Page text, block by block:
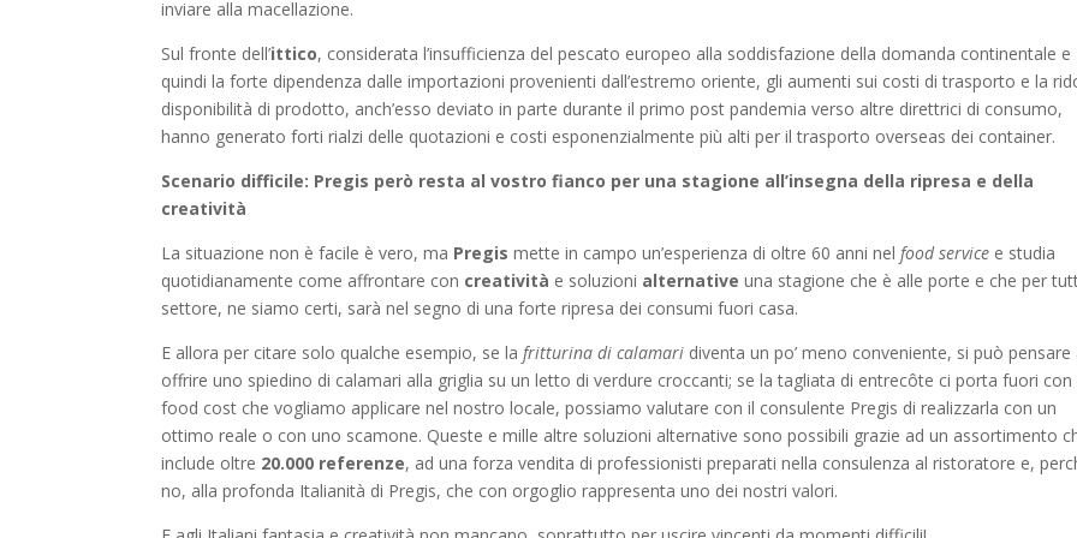
inviare alla macellazione.
Sul fronte dell’ittico, considerata l’insufficienza del pescato europeo alla soddisfazione della domanda continentale e
quindi la forte dipendenza dalle importazioni provenienti dall’estremo oriente, gli aumenti sui costi di trasporto e la
disponibilità di prodotto, anch’esso deviato in parte durante il primo post pandemia verso altre direttrici di consumo,
hanno generato forti rialzi delle quotazioni e costi esponenzialmente più alti per il trasporto overseas dei container.
Scenario difficile: Pregis però resta al vostro fianco per una stagione all’insegna della ripresa e della
creatività
La situazione non è facile è vero, ma Pregis mette in campo un’esperienza di oltre 60 anni nelfood service e studia
quotidianamente come affrontare con creatività e soluzioni alternative una stagione che è alle porte e che per
settore, ne siamo certi, sarà nel segno di una forte ripresa dei consumi fuori casa.
E allora per citare solo qualche esempio, se lafritturina di calamari diventa un po’ meno conveniente, si può pensare
offrire uno spiedino di calamari alla griglia su un letto di verdure croccanti; se la tagliata di entrecôte ci porta fuori con
food cost che vogliamo applicare nel nostro locale, possiamo valutare con il consulente Pregis di realizzarla con un
ottimo reale o con uno scamone. Queste e mille altre soluzioni alternative sono possibili grazie ad un assortimento
include oltre 20.000 referenze, ad una forza vendita di professionisti preparati nella consulenza al ristoratore e,
no, alla profonda Italianità di Pregis, che con orgoglio rappresenta uno dei nostri valori.